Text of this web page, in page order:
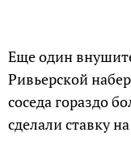
Еще один
Ривьерской
соседа гораздо
сделали ставку